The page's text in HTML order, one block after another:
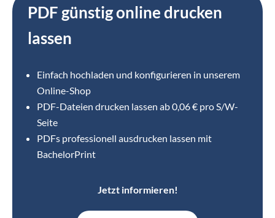
PDF günstig online drucken
lassen
Einfach hochladen und konfigurieren in unserem
Online-Shop
⁣PDF-Dateien drucken lassen ab 0,06 € pro S/W-
Seite
PDFs professionell ausdrucken lassen mit
BachelorPrint
Jetzt informieren!